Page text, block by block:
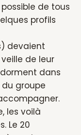
de tous
profils
devaient
de leur
dans
groupe
les voilà
Le 20